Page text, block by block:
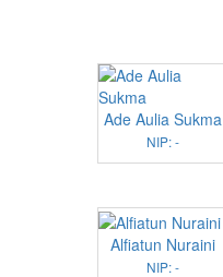
Ade Aulia Sukma
NIP: -
Alfiatun Nuraini
NIP: -